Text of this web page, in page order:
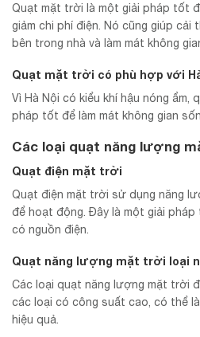
Quạt mặt trời là một giải pháp tốt
giảm chi phí điện. Nó cũng giúp cải
bên trong nhà và làm mát không
Quạt mặt trời có phù hợp với
Vì Hà Nội có kiểu khí hậu nóng ẩm,
pháp tốt để làm mát không gian
Các loại quạt năng lượng
Quạt điện mặt trời
Quạt điện mặt trời sử dụng năng
để hoạt động. Đây là một giải
có nguồn điện.
Quạt năng lượng mặt trời loại
Các loại quạt năng lượng mặt trời
các loại có công suất cao, có thể
hiệu quả.